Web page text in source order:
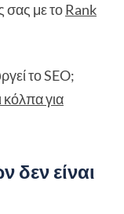
σας με τοRank
το SEO;
για
δεν είναι